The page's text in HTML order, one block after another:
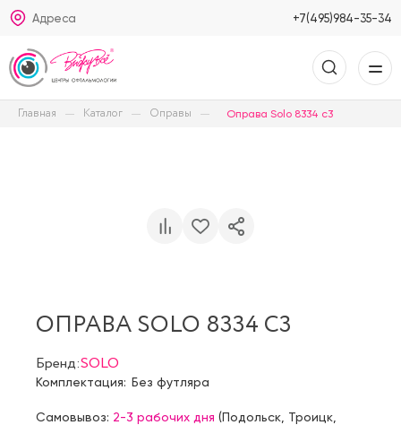
Адреса +7(495)984-35-34
Главная Каталог Оправы Оправа Solo 8334 c3
ОПРАВА SOLO 8334 C3
Бренд:SOLO
Комплектация: Без футляра
Самовывоз: 2-3 рабочих дня (Подольск Троицк